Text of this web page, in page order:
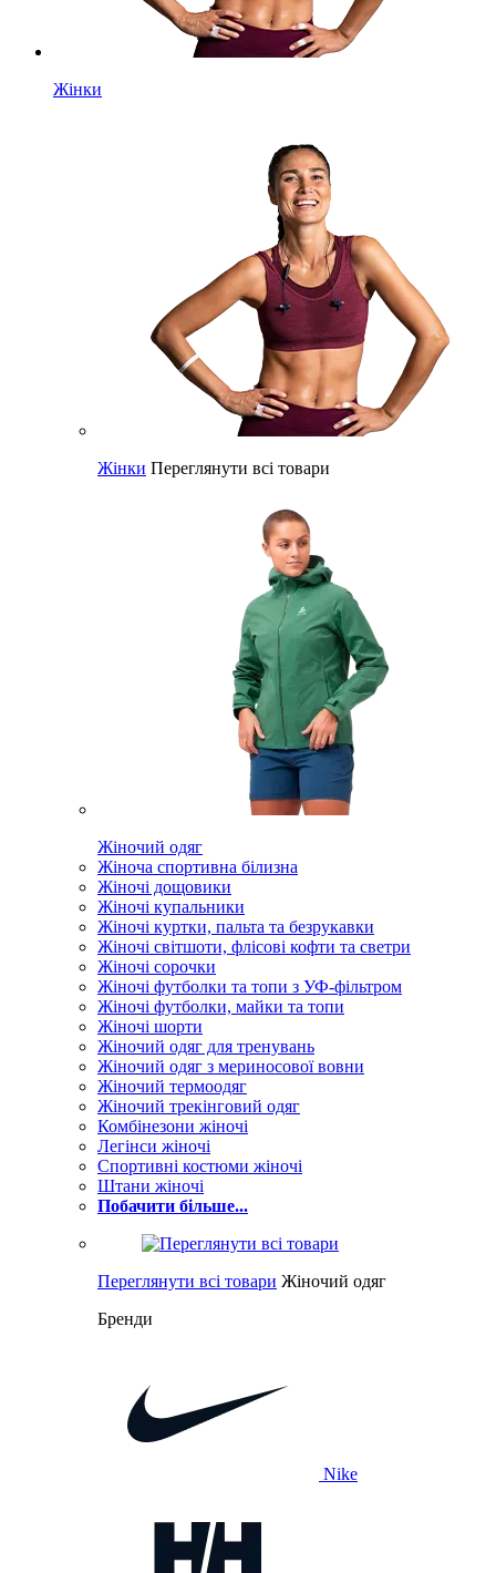
Жінки
Жінки Переглянути всі товари
Жіночий одяг
Жіноча спортивна білизна
Жіночі дощовики
Жіночі купальники
Жіночі куртки, пальта та безрукавки
Жіночі світшоти, флісові кофти та светри
Жіночі сорочки
Жіночі футболки та топи з УФ-фільтром
Жіночі футболки, майки та топи
Жіночі шорти
Жіночий одяг для тренувань
Жіночий одяг з мериносової вовни
Жіночий термоодяг
Жіночий трекінговий одяг
Комбінезони жіночі
Легінси жіночі
Спортивні костюми жіночі
Штани жіночі
Побачити більше...
Переглянути всі товари Жіночий одяг
Бренди
Nike